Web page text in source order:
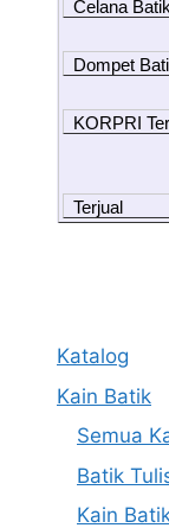
Celana Batik
Dompet
KORPRI
Terjual
Katalog
Kain Batik
Semua
Batik
Kain